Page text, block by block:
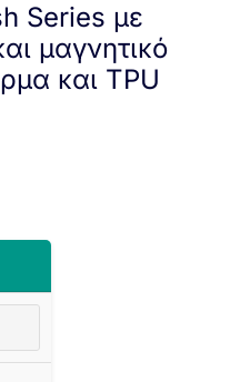
Series με
μαγνητικό
και TPU